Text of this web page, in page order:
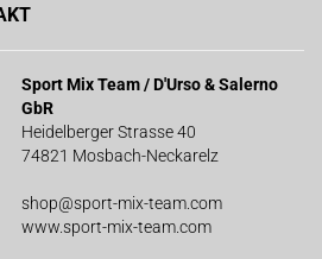
Sport Mix Team / D'Urso & Salerno
GbR
Heidelberger Strasse 40
74821 Mosbach-Neckarelz
shop@sport-mix-team.com
www.sport-mix-team.com